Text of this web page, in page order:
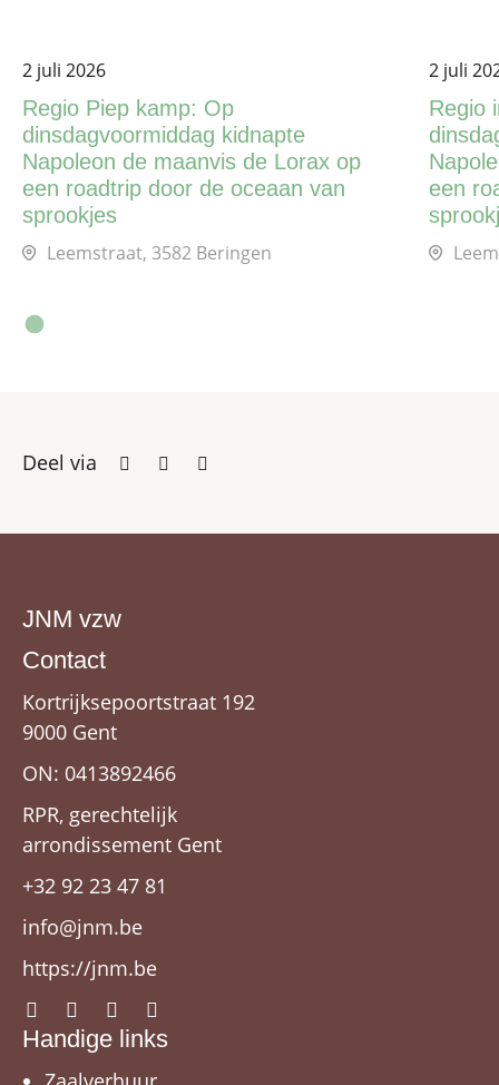
2 juli 2026
Regio Piep kamp: Op
dinsdagvoormiddag kidnapte
Napoleon de maanvis de Lorax op
een roadtrip door de oceaan van
sprookjes
Leemstraat, 3582 Beringen
2 juli
Regio
een
Deel via
JNM vzw
Contact
Kortrijksepoortstraat 192
9000 Gent
ON: 0413892466
RPR, gerechtelijk
arrondissement Gent
+32 92 23 47 81
info@jnm.be
https://jnm.be
Handige links